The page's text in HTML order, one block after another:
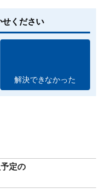
ください
解決できなかった
定の